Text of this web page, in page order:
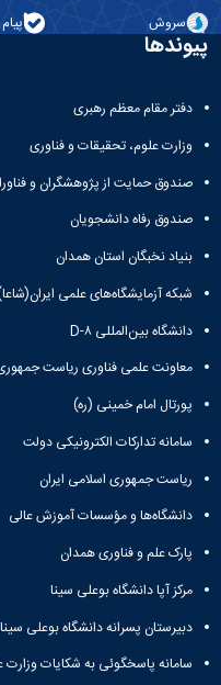
ورزشی
دانشکده
فنی
و
منابع
طبیعی
تویسرکان
فنی
و
کبودرآهنگ
مدیریت
حسابداری
صنایع
غذایی
نهاوند
سایر
برنامه
های
آموزشی
آموزش
آزاد
برنامه
سروش
پیوندها
دفتر مقام معظم رهبری
وزارت علوم، تحقیقات و فناوری
صندوق حمایت از پژوهشگران و
صندوق رفاه دانشجویان
بنیاد نخبگان استان همدان
شبکه آزمایشگاه‌های علمی
دانشگاه بین‌المللی D-۸
معاونت علمی فناوری ریاست
پورتال امام خمینی (ره)
سامانه تدارکات الکترونیکی دولت
ریاست جمهوری اسلامی ایران
دانشگاه‌ها و مؤسسات آموزش عالی
پارک علم و فناوری همدان
مرکز آپا دانشگاه بوعلی سینا
دبیرستان پسرانه دانشگاه بوعلی سینا
سامانه پاسخگوئی به شکایات وزارت